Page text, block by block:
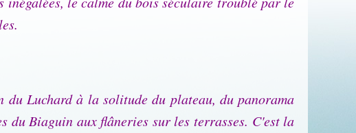
Luchard à la solitude du plateau, du panorama
du Biaguin aux flâneries sur les terrasses. C'est la